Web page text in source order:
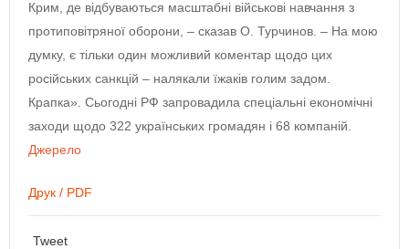
Крим, де відбуваються масштабні військові навчання з
протиповітряної оборони, – сказав О. Турчинов. – На мою
думку, є тільки один можливий коментар щодо цих
російських санкцій – налякали їжаків голим задом.
Крапка». Сьогодні РФ запровадила спеціальні економічні
заходи щодо 322 українських громадян і 68 компаній.
Джерело
Друк / PDF
Tweet